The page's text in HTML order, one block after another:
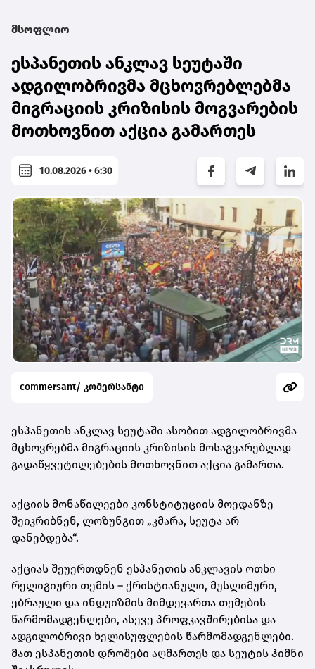
მსოფლიო
ესპანეთის ანკლავ სეუტაში
ადგილობრივმა მცხოვრებლებმა
მიგრაციის კრიზისის მოგვარების
მოთხოვნით აქცია გამართეს
10.08.2026 • 6:30
commersant/ კომერსანტი
ესპანეთის ანკლავ სეუტაში ასობით ადგილობრივმა
მცხოვრებმა მიგრაციის კრიზისის მოსაგვარებლად
გადაწყვეტილებების მოთხოვნით აქცია გამართა.
აქციის მონაწილეები კონსტიტუციის მოედანზე
შეიკრიბნენ, ლოზუნგით „კმარა, სეუტა არ
დანებდება“.
აქციას შეუერთდნენ ესპანეთის ანკლავის ოთხი
რელიგიური თემის – ქრისტიანული, მუსლიმური,
ებრაული და ინდუიზმის მიმდევართა თემების
წარმომადგენლები, ასევე პროფკავშირებისა და
ადგილობრივი ხელისუფლების წარმომადგენლები.
მათ ესპანეთის დროშები აღმართეს და სეუტის ჰიმნი